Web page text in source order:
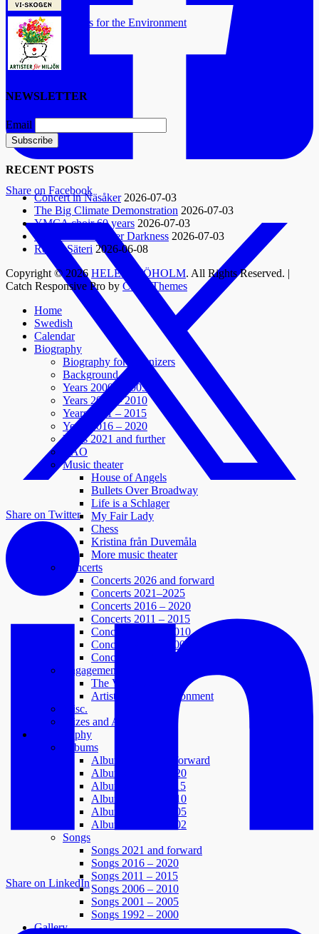
Share on Facebook
Share on Twitter
Share on LinkedIn
Artists for the Environment
NEWSLETTER
Email
RECENT POSTS
Concert in Näsåker 2026-07-03
The Big Climate Demonstration 2026-07-03
YMCA choir 60 years 2026-07-03
Songs in November Darkness 2026-07-03
Rodga Säteri 2026-06-08
Copyright © 2026 HELEN SJÖHOLM. All Rights Reserved. |
Catch Responsive Pro by Catch Themes
Home
Swedish
Calendar
Biography
Biography for organizers
Background
Years 2000 – 2005
Years 2006 – 2010
Years 2011 – 2015
Years 2016 – 2020
Years 2021 and further
BAO
Music theater
House of Angels
Bullets Over Broadway
Life is a Schlager
My Fair Lady
Chess
Kristina från Duvemåla
More music theater
Concerts
Concerts 2026 and forward
Concerts 2021–2025
Concerts 2016 – 2020
Concerts 2011 – 2015
Concerts 2006 – 2010
Concerts 2001 – 2005
Concerts 1996 – 2000
Engagements
The Vi-forest
Artists for the Environment
Misc.
Prizes and Awards
Discography
Albums
Albums 2021 and forward
Albums 2016 – 2020
Albums 2011 – 2015
Albums 2006 – 2010
Albums 2003 – 2005
Albums 1992 – 2002
Songs
Songs 2021 and forward
Songs 2016 – 2020
Songs 2011 – 2015
Songs 2006 – 2010
Songs 2001 – 2005
Songs 1992 – 2000
Gallery